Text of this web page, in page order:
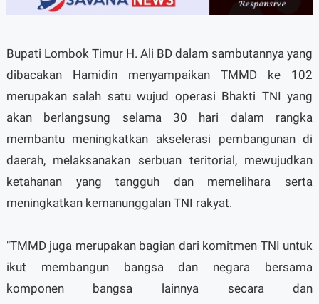
Bupati Lombok Timur H. Ali BD dalam sambutannya yang
dibacakan Hamidin menyampaikan TMMD ke 102
merupakan salah satu wujud operasi Bhakti TNI yang
akan berlangsung selama 30 hari dalam rangka
membantu meningkatkan akselerasi pembangunan di
daerah, melaksanakan serbuan teritorial, mewujudkan
ketahanan yang tangguh dan memelihara serta
meningkatkan kemanunggalan TNI rakyat.
"TMMD juga merupakan bagian dari komitmen TNI untuk
ikut membangun bangsa dan negara bersama
komponen bangsa lainnya secara dan